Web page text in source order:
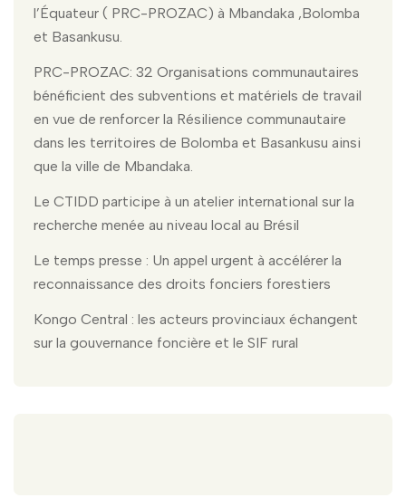
l’Équateur ( PRC-PROZAC) à Mbandaka ,Bolomba
et Basankusu.
PRC-PROZAC: 32 Organisations communautaires
bénéficient des subventions et matériels de travail
en vue de renforcer la Résilience communautaire
dans les territoires de Bolomba et Basankusu ainsi
que la ville de Mbandaka.
Le CTIDD participe à un atelier international sur la
recherche menée au niveau local au Brésil
Le temps presse : Un appel urgent à accélérer la
reconnaissance des droits fonciers forestiers
Kongo Central : les acteurs provinciaux échangent
sur la gouvernance foncière et le SIF rural